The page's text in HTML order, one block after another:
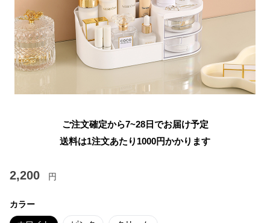
ご注文確定から7~28日でお届け予定
送料は1注文あたり 1000円かかります
2,200 円
カラー